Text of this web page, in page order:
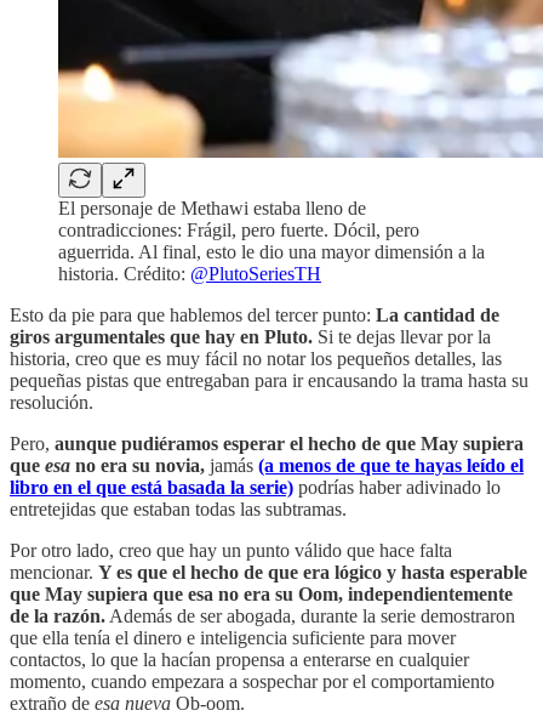
El personaje de Methawi estaba lleno de
contradicciones: Frágil, pero fuerte. Dócil, pero
aguerrida. Al final, esto le dio una mayor dimensión a la
historia. Crédito: @PlutoSeriesTH
Esto da pie para que hablemos del tercer punto: La cantidad de
giros argumentales que hay en Pluto. Si te dejas llevar por la
historia, creo que es muy fácil no notar los pequeños detalles, las
pequeñas pistas que entregaban para ir encausando la trama hasta su
resolución.
Pero, aunque pudiéramos esperar el hecho de que May supiera
que esa no era su novia, jamás (a menos de que te hayas leído el
libro en el que está basada la serie) podrías haber adivinado lo
entretejidas que estaban todas las subtramas.
Por otro lado, creo que hay un punto válido que hace falta
mencionar. Y es que el hecho de que era lógico y hasta esperable
que May supiera que esa no era su Oom, independientemente
de la razón. Además de ser abogada, durante la serie demostraron
que ella tenía el dinero e inteligencia suficiente para mover
contactos, lo que la hacían propensa a enterarse en cualquier
momento, cuando empezara a sospechar por el comportamiento
extraño de esa nueva Ob-oom.